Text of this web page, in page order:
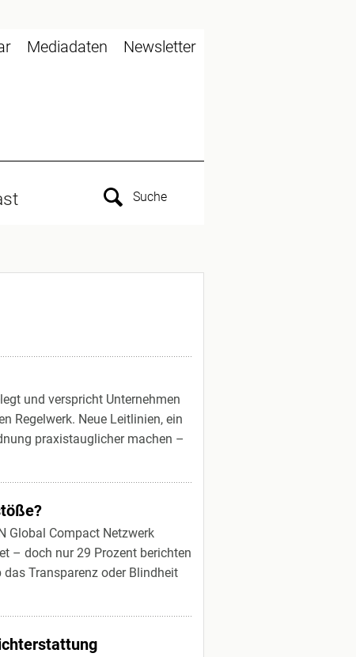
Mediadaten Newsletter
und verspricht Unternehmen
Regelwerk. Neue Leitlinien, ein
praxistauglicher machen –
Global Compact Netzwerk
– doch nur 29 Prozent berichten
Transparenz oder Blindheit